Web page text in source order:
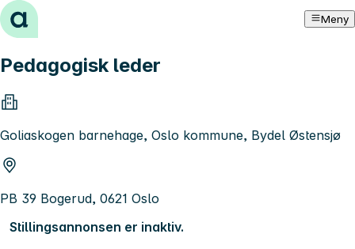
Hopp til innhold Meny
Pedagogisk leder
Goliaskogen barnehage, Oslo kommune, Bydel Østensjø
PB 39 Bogerud, 0621 Oslo
Stillingsannonsen er inaktiv.